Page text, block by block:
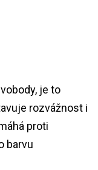
je to
rozvážnost i
proti
barvu